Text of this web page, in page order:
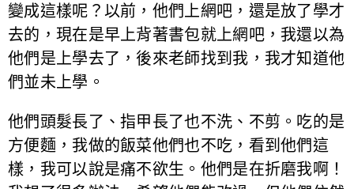
變成這樣呢？以前，他們上網吧，還是放了學才
去的，現在是早上背著書包就上網吧，我還以為
他們是上學去了，後來老師找到我，我才知道他
們並未上學。
他們頭髮長了、指甲長了也不洗、不剪。吃的是
方便麵，我做的飯菜他們也不吃，看到他們這
樣，我可以說是痛不欲生。他們是在折磨我啊！